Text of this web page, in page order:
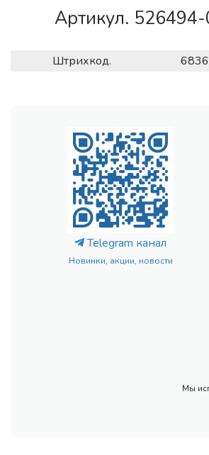
Артикул. 526494-
Штрихкод.
Telegram канал
Новинки, акции, новости
Мы